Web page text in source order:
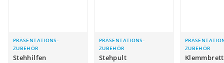
Matratze 90 x 200 cm
Service
PRÄSENTATIONS-
ZUBEHÖR
Stehhilfen
PRÄSENTATIONS-
ZUBEHÖR
Stehpult
ZUBEHÖR
Klemmbrett